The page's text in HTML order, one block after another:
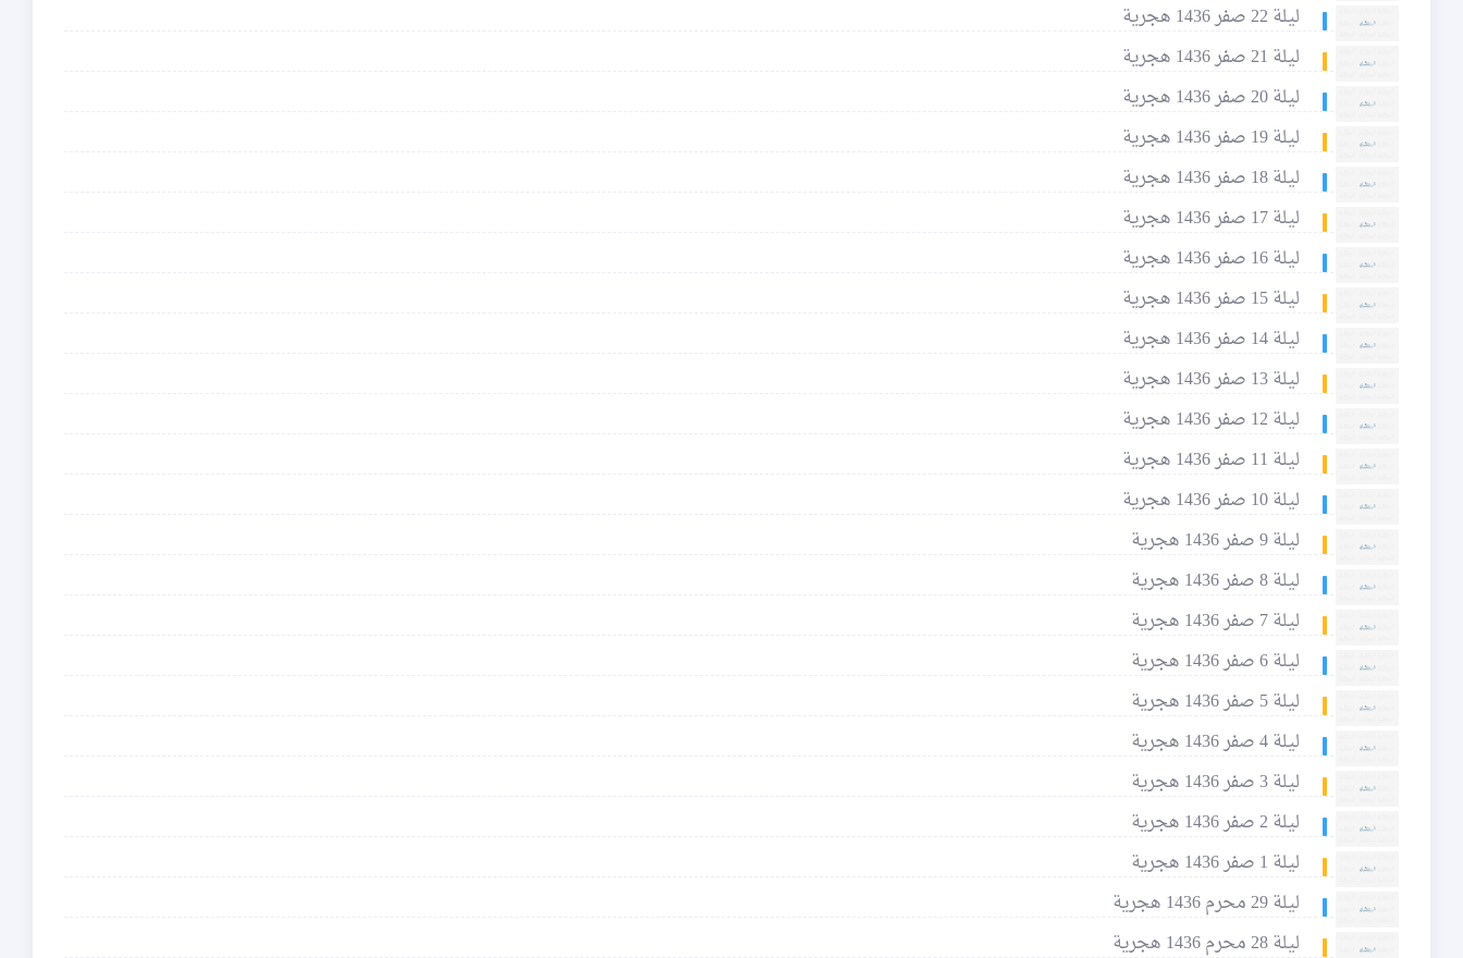
ليلة 22 صفر 1436 هجرية
ليلة 21 صفر 1436 هجرية
ليلة 20 صفر 1436 هجرية
ليلة 19 صفر 1436 هجرية
ليلة 18 صفر 1436 هجرية
ليلة 17 صفر 1436 هجرية
ليلة 16 صفر 1436 هجرية
ليلة 15 صفر 1436 هجرية
ليلة 14 صفر 1436 هجرية
ليلة 13 صفر 1436 هجرية
ليلة 12 صفر 1436 هجرية
ليلة 11 صفر 1436 هجرية
ليلة 10 صفر 1436 هجرية
ليلة 9 صفر 1436 هجرية
ليلة 8 صفر 1436 هجرية
ليلة 7 صفر 1436 هجرية
ليلة 6 صفر 1436 هجرية
ليلة 5 صفر 1436 هجرية
ليلة 4 صفر 1436 هجرية
ليلة 3 صفر 1436 هجرية
ليلة 2 صفر 1436 هجرية
ليلة 1 صفر 1436 هجرية
ليلة 29 محرم 1436 هجرية
ليلة 28 محرم 1436 هجرية